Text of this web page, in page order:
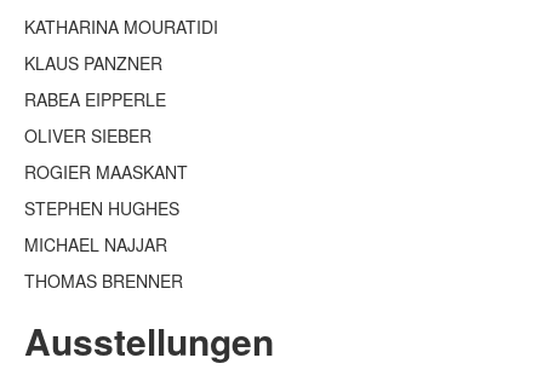
KATHARINA MOURATIDI
KLAUS PANZNER
RABEA EIPPERLE
OLIVER SIEBER
ROGIER MAASKANT
STEPHEN HUGHES
MICHAEL NAJJAR
THOMAS BRENNER
Ausstellungen